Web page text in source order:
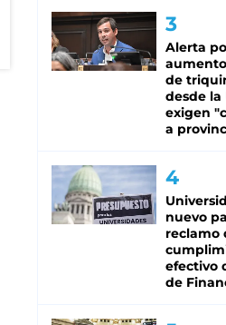
Alerta
de
desde la
exigen
a
nuevo
reclamo
efectivo
de